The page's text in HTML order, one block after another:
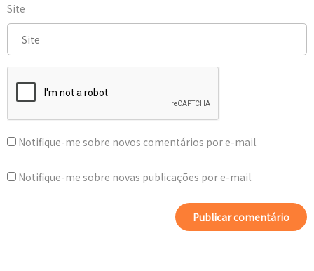
Site
Notifique-me sobre novos comentários por e-mail.
Notifique-me sobre novas publicações por e-mail.